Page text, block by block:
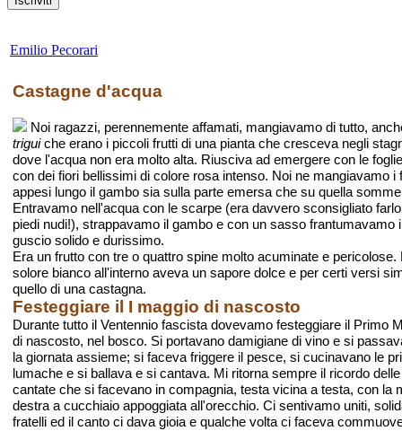
Emilio Pecorari
Castagne d'acqua
Noi ragazzi, perennemente affamati, mangiavamo di tutto,
triguiche erano i piccoli frutti di una pianta che cresceva negli
dove l'acqua non era molto alta. Riusciva ad emergere con le
con dei fiori bellissimi di colore rosa intenso. Noi ne mangiavamo i
appesi lungo il gambo sia sulla parte emersa che su quella
Entravamo nell'acqua con le scarpe (era davvero sconsigliato
piedi nudi!), strappavamo il gambo e con un sasso frantumavamo
guscio solido e durissimo.
Era un frutto con tre o quattro spine molto acuminate e pericolose.
solore bianco all'interno aveva un sapore dolce e per certi versi
quello di una castagna.
Festeggiare il I maggio di nascosto
Durante tutto il Ventennio fascista dovevamo festeggiare il Primo
di nascosto, nel bosco. Si portavano damigiane di vino e si
la giornata assieme; si faceva friggere il pesce, si cucinavano le
lumache e si ballava e si cantava. Mi ritorna sempre il ricordo
cantate che si facevano in compagnia, testa vicina a testa, con la
destra a cucchiaio appoggiata all'orecchio. Ci sentivamo uniti,
fratelli ed il canto ci dava gioia e qualche volta ci faceva